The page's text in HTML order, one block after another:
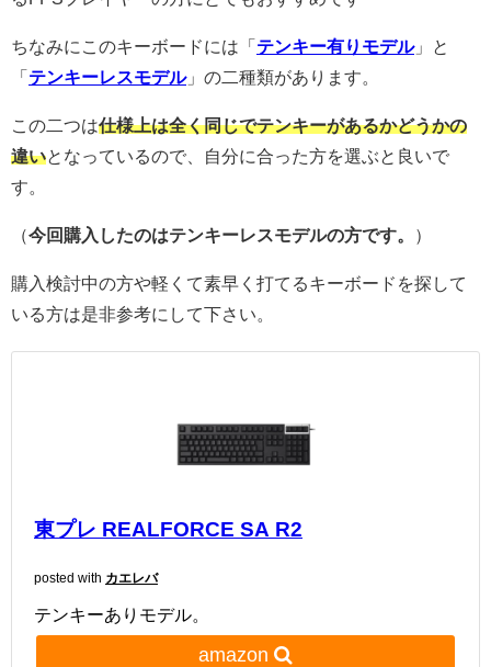
ちなみにこのキーボードには「 テンキー有りモデル」と
「 テンキーレスモデル」の二種類があります。
この二つは仕様上は全く同じでテンキーがあるかどうかの
違いとなっているので、自分に合った方を選ぶと良いで
す。
（今回購入したのはテンキーレスモデルの方です。 ）
購入検討中の方や軽くて素早く打てるキーボードを探して
いる方は是非参考にして下さい。
東プレ REALFORCE SA R2
posted with カエレバ
テンキーありモデル。
amazon